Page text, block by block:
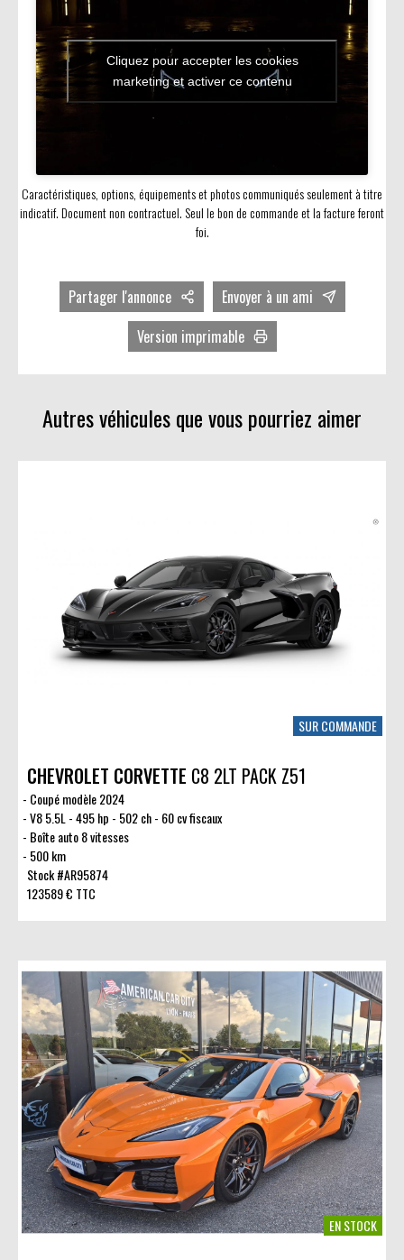
Cliquez pour accepter les cookies
marketing et activer ce contenu
Caractéristiques, options, équipements et photos communiqués seulement à titre
indicatif. Document non contractuel. Seul le bon de commande et la facture feront
foi.
Partager l'annonce Envoyer à un ami
Version imprimable
Autres véhicules que vous pourriez aimer
SUR COMMANDE
CHEVROLET CORVETTE C8 2LT PACK Z51
Coupé modèle 2024
V8 5.5L - 495 hp - 502 ch - 60 cv fiscaux
Boîte auto 8 vitesses
500 km
Stock #AR95874
123589 € TTC
EN STOCK